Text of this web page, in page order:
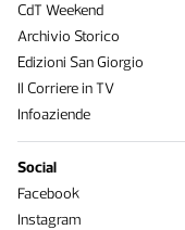
CdT Weekend
Archivio Storico
Edizioni San Giorgio
Il Corriere in TV
Infoaziende
Social
Facebook
Instagram